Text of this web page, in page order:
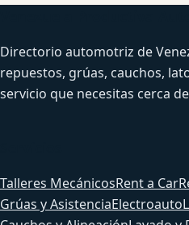
Directorio automotriz de
repuestos, grúas, cauchos,
servicio que necesitas cerca
Talleres MecánicosRent a Car
Grúas y AsistenciaElectroauto